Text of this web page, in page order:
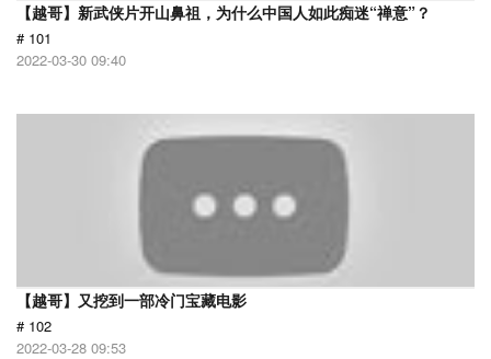
【越哥】新武侠片开山鼻祖，为什么中国人如此痴迷“禅意”？
# 101
2022-03-30 09:40
【越哥】又挖到一部冷门宝藏电影
# 102
2022-03-28 09:53